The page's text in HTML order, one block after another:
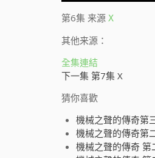
第6集 来源 X
其他来源：
全集連結
下一集 第7集 X
猜你喜歡
機械之聲的傳奇第
機械之聲的傳奇第
機械之聲的傳奇 第